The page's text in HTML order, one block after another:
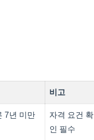
비고
7년 미만
자격 요건 확
인 필수